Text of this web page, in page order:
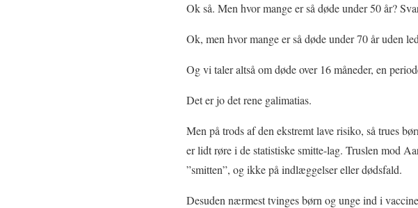
Ok så. Men hvor mange er så døde under 50 år?
Ok, men hvor mange er så døde under 70 år uden
Og vi taler altså om døde over 16 måneder, en
Det er jo det rene galimatias.
Men på trods af den ekstremt lave risiko, så trues
er lidt røre i de statistiske smitte-lag. Truslen mod
”smitten”, og ikke på indlæggelser eller dødsfald.
Desuden nærmest tvinges børn og unge ind i